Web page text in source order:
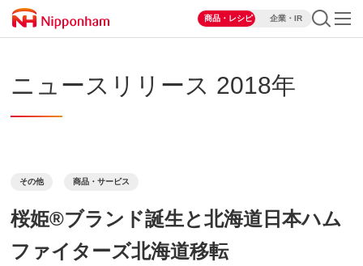
商品・レシピ 企業・IR
ニュースリリース 2018年
その他 商品・サービス
桜姫®ブランド誕生と北海道日本ハム
ファイターズ北海道移転